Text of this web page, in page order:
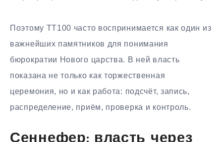
Поэтому TT100 часто воспринимается как один из
важнейших памятников для понимания
бюрократии Нового царства. В ней власть
показана не только как торжественная
церемония, но и как работа: подсчёт, запись,
распределение, приём, проверка и контроль.
Сеннефер: власть через